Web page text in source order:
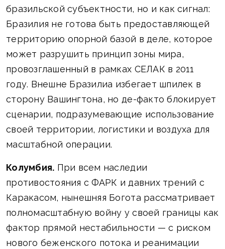
бразильской субъектности, но и как сигнал:
Бразилия не готова быть предоставляющей
территорию опорной базой в деле, которое
может разрушить принцип зоны мира,
провозглашенный в рамках СЕЛАК в 2011
году. Внешне Бразилиа избегает шпилек в
сторону Вашингтона, но де-факто блокирует
сценарии, подразумевающие использование
своей территории, логистики и воздуха для
масштабной операции.
Колумбия. При всем наследии
противостояния с ФАРК и давних трений с
Каракасом, нынешняя Богота рассматривает
полномасштабную войну у своей границы как
фактор прямой нестабильности — с риском
нового беженского потока и реанимации